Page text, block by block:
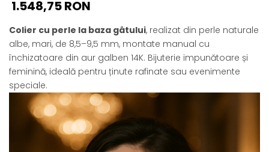
1.548,75 RON
Colier cu perle la baza gâtului, realizat din perle naturale
albe, mari, de 8,5–9,5 mm, montate manual cu
închizatoare din aur galben 14K. Bijuterie impunătoare și
feminină, ideală pentru ținute rafinate sau evenimente
speciale.